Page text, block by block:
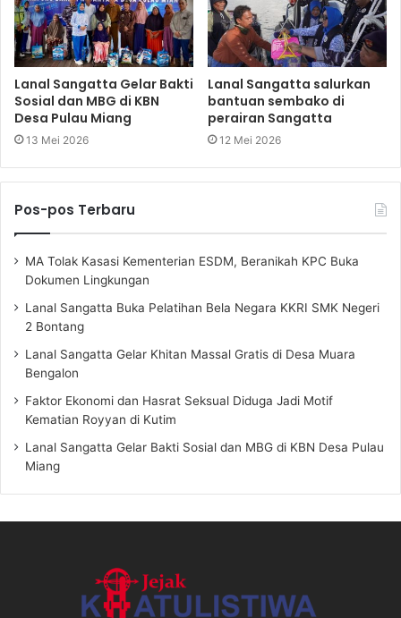
Lanal Sangatta Gelar Bakti
Sosial dan MBG di KBN
Desa Pulau Miang
13 Mei 2026
Lanal Sangatta salurkan
bantuan sembako di
perairan Sangatta
12 Mei 2026
Pos-pos Terbaru
MA Tolak Kasasi Kementerian ESDM, Beranikah KPC Buka
Dokumen Lingkungan
Lanal Sangatta Buka Pelatihan Bela Negara KKRI SMK Negeri
2 Bontang
Lanal Sangatta Gelar Khitan Massal Gratis di Desa Muara
Bengalon
Faktor Ekonomi dan Hasrat Seksual Diduga Jadi Motif
Kematian Royyan di Kutim
Lanal Sangatta Gelar Bakti Sosial dan MBG di KBN Desa Pulau
Miang